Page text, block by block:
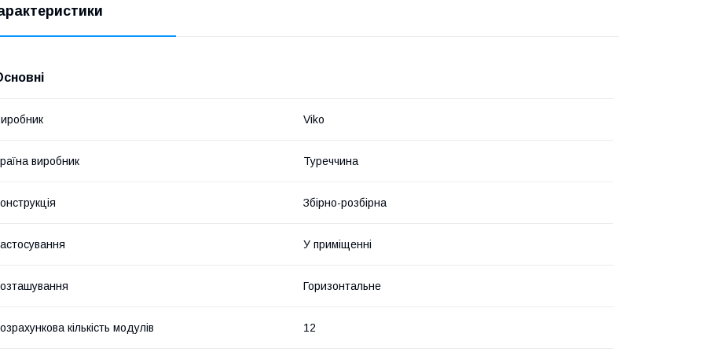
Viko
виробник Туреччина
Збірно-розбірна
У приміщенні
Горизонтальне
кількість модулів 12